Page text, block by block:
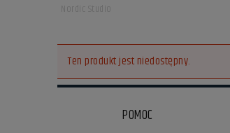
Ten produkt jest niedostępny.
POMOC